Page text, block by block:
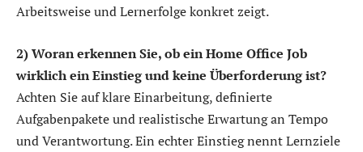
Arbeitsweise und Lernerfolge konkret zeigt.
2) Woran erkennen Sie, ob ein Home Office Job
wirklich ein Einstieg und keine Überforderung ist?
Achten Sie auf klare Einarbeitung, definierte
Aufgabenpakete und realistische Erwartung an Tempo
und Verantwortung. Ein echter Einstieg nennt Lernziele